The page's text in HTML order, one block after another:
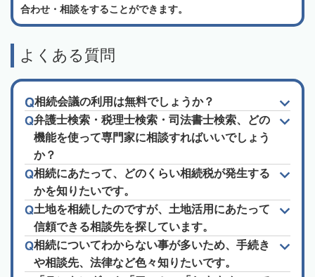
合わせ・相談をすることができます。
よくある質問
相続会議の利用は無料でしょうか？
弁護士検索・税理士検索・司法書士検索、どの
機能を使って専門家に相談すればいいでしょう
か？
相続にあたって、どのくらい相続税が発生する
かを知りたいです。
土地を相続したのですが、土地活用にあたって
信頼できる相談先を探しています。
相続についてわからない事が多いため、手続き
や相談先、法律など色々知りたいです。